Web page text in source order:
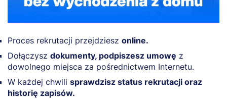
Proces rekrutacji przejdziesz online.
Dołączysz dokumenty, podpiszesz umowę z
dowolnego miejsca za pośrednictwem Internetu.
W każdej chwili sprawdzisz status rekrutacji oraz
historię zapisów.